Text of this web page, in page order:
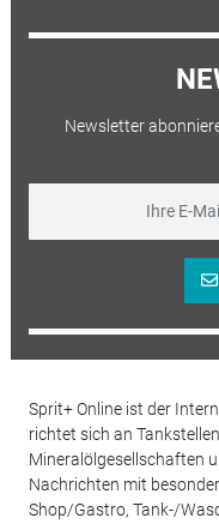
Newsletter
Sprit+ Online ist der
richtet sich an
Mineralölgesellschaften
Nachrichten mit
Shop/Gastro, Tank-/